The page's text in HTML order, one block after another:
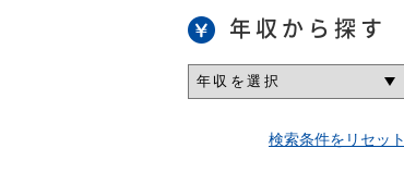
年収から探す
検索条件をリセット